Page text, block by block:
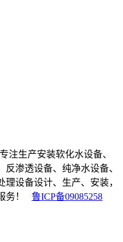
注生产安装软化水设备、
渗透设备、纯净水设备、
设备设计、生产、安装，
务！ 鲁ICP备09085258